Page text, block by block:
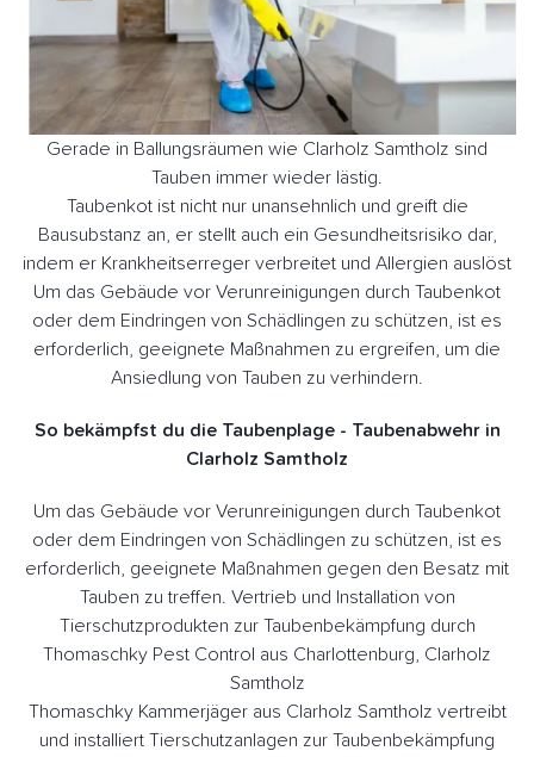
Gerade in Ballungsräumen wie Clarholz Samtholz sind
Tauben immer wieder lästig.
Taubenkot ist nicht nur unansehnlich und greift die
Bausubstanz an, er stellt auch ein Gesundheitsrisiko dar,
indem er Krankheitserreger verbreitet und Allergien auslöst
Um das Gebäude vor Verunreinigungen durch Taubenkot
oder dem Eindringen von Schädlingen zu schützen, ist es
erforderlich, geeignete Maßnahmen zu ergreifen, um die
Ansiedlung von Tauben zu verhindern.
So bekämpfst du die Taubenplage - Taubenabwehr in
Clarholz Samtholz
Um das Gebäude vor Verunreinigungen durch Taubenkot
oder dem Eindringen von Schädlingen zu schützen, ist es
erforderlich, geeignete Maßnahmen gegen den Besatz mit
Tauben zu treffen. Vertrieb und Installation von
Tierschutzprodukten zur Taubenbekämpfung durch
Thomaschky Pest Control aus Charlottenburg, Clarholz
Samtholz
Thomaschky Kammerjäger aus Clarholz Samtholz vertreibt
und installiert Tierschutzanlagen zur Taubenbekämpfung